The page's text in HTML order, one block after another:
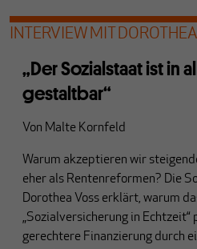
INTERVIEW MIT
„Der Sozialstaat ist in
gestaltbar“
Von Malte Kornfeld
Warum akzeptieren wir
eher als Rentenreformen? Die
Dorothea Voss erklärt, warum
„Sozialversicherung in Echtzeit“
gerechtere Finanzierung durch